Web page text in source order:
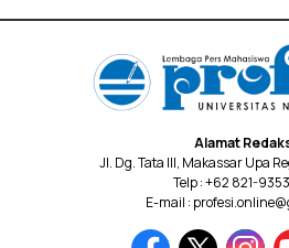
Alamat
Jl. Dg. Tata III, Makassar Upa
Telp : +62 821-
E-mail :